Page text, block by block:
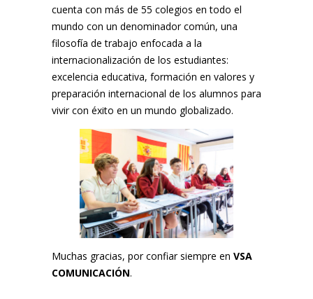
cuenta con más de 55 colegios en todo el
mundo con un denominador común, una
filosofía de trabajo enfocada a la
internacionalización de los estudiantes:
excelencia educativa, formación en valores y
preparación internacional de los alumnos para
vivir con éxito en un mundo globalizado.
Muchas gracias, por confiar siempre en VSA
COMUNICACIÓN.